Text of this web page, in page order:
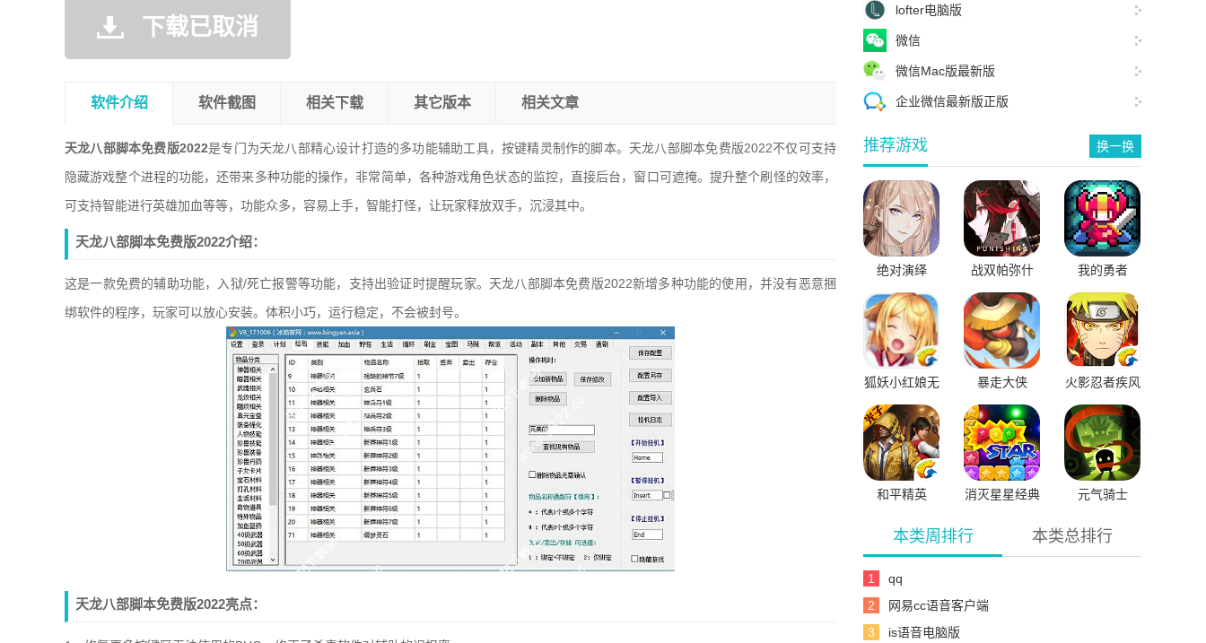
下载已取消
软件介绍 软件截图 相关下载 其它版本 相关文章
天龙八部脚本免费版2022是专门为天龙八部精心设计打造的多功能辅助工具，按键精灵制作的脚本。天龙八部脚本免费版2022不仅可支持
隐藏游戏整个进程的功能，还带来多种功能的操作，非常简单，各种游戏角色状态的监控，直接后台，窗口可遮掩。提升整个刷怪的效率，
可支持智能进行英雄加血等等，功能众多，容易上手，智能打怪，让玩家释放双手，沉浸其中。
天龙八部脚本免费版2022介绍：
这是一款免费的辅助功能，入狱/死亡报警等功能，支持出验证时提醒玩家。天龙八部脚本免费版2022新增多种功能的使用，并没有恶意捆
绑软件的程序，玩家可以放心安装。体积小巧，运行稳定，不会被封号。
天龙八部脚本免费版2022亮点：
lofter电脑版
微信
微信Mac版最新版
企业微信最新版正版
推荐游戏 换一换
绝对演绎 战双帕弥什 我的勇者
狐妖小红娘无
暴走大侠
火影忍者疾风
和平精英
消灭星星经典
元气骑士
本类周排行 本类总排行
1
qq
2
网易cc语音客户端
3
is语音电脑版